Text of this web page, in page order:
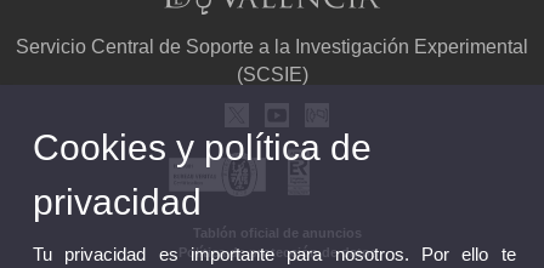
Servicio Central de Soporte a la Investigación Experimental
(SCSIE)
Tablón oficial de anuncios
Política de protección de datos
Cookies y política de
privacidad
Tu privacidad es importante para nosotros. Por ello te